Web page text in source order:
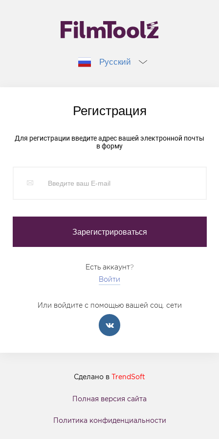
Русский
Регистрация
Для регистрации введите адрес вашей электронной почты
в форму
Есть аккаунт?
Войти
Или войдите с помощью вашей соц. сети
Сделано в TrendSoft
Полная версия сайта
Политика конфиденциальности